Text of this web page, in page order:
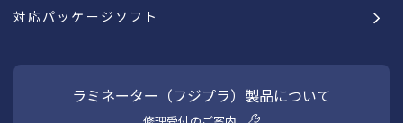
対応パッケージソフト
ラミネーター（フジプラ）製品について